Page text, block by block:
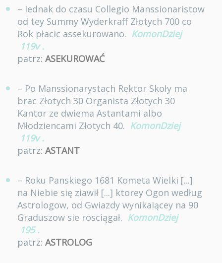
– Iednak do czasu Collegio Manssionaristow
od tey Summy Wyderkraff Złotych 700 co
Rok płacic assekurowano. KomonDziej
119v .
patrz: ASEKUROWAĆ
– Po Manssionarystach Rektor Skoły ma
brac Złotych 30 Organista Złotych 30
Kantor ze dwiema Astantami albo
Młodziencami Złotych 40. KomonDziej
119v .
patrz: ASTANT
– Roku Panskiego 1681 Kometa Wielki [...]
na Niebie się ziawił [...] ktorey Ogon według
Astrologow, od Gwiazdy wynikaiącey na 90
Graduszow sie rosciągał. KomonDziej
195 .
patrz: ASTROLOG